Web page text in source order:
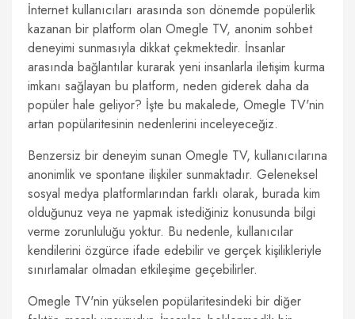
İnternet kullanıcıları arasında son dönemde popülerlik
kazanan bir platform olan Omegle TV, anonim sohbet
deneyimi sunmasıyla dikkat çekmektedir. İnsanlar
arasında bağlantılar kurarak yeni insanlarla iletişim kurma
imkanı sağlayan bu platform, neden giderek daha da
popüler hale geliyor? İşte bu makalede, Omegle TV'nin
artan popülaritesinin nedenlerini inceleyeceğiz.
Benzersiz bir deneyim sunan Omegle TV, kullanıcılarına
anonimlik ve spontane ilişkiler sunmaktadır. Geleneksel
sosyal medya platformlarından farklı olarak, burada kim
olduğunuz veya ne yapmak istediğiniz konusunda bilgi
verme zorunluluğu yoktur. Bu nedenle, kullanıcılar
kendilerini özgürce ifade edebilir ve gerçek kişilikleriyle
sınırlamalar olmadan etkileşime geçebilirler.
Omegle TV'nin yükselen popülaritesindeki bir diğer